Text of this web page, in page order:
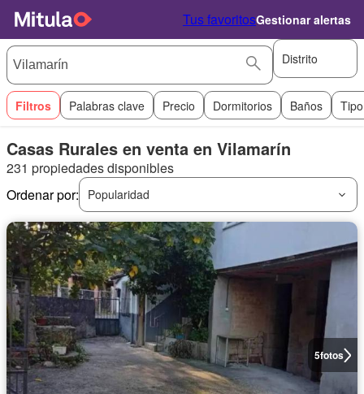
Tus favoritosGestionar alertas
Distrito
Filtros Palabras clave Precio Dormitorios Baños
Casas Rurales en venta en Vilamarín
231 propiedades disponibles
Ordenar por:
Popularidad
5fotos